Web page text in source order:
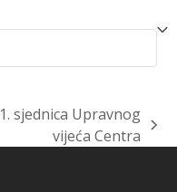
sjednica Upravnog
vijeća Centra